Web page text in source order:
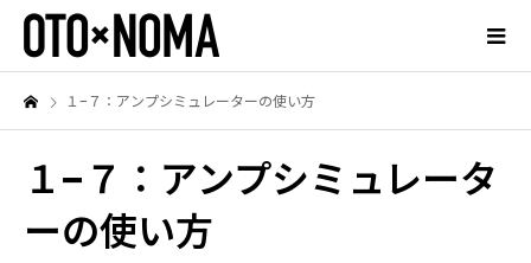
１−７：アンプシミュレーターの使い方
１−７：アンプシミュレータ
ーの使い方